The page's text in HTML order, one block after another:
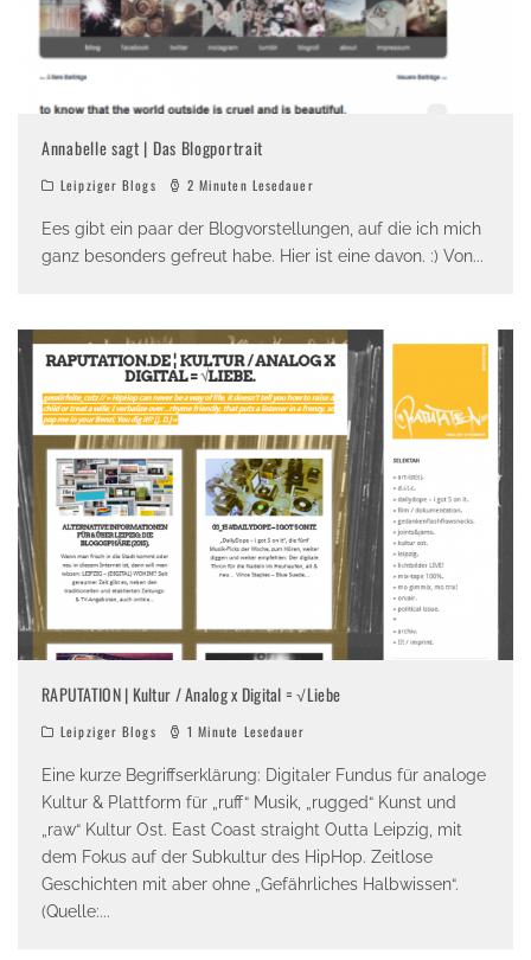
Annabelle sagt | Das Blogportrait
Leipziger Blogs 2 Minuten Lesedauer
Ees gibt ein paar der Blogvorstellungen, auf die ich mich
ganz besonders gefreut habe. Hier ist eine davon. :) Von...
RAPUTATION | Kultur / Analog x Digital = √Liebe
Leipziger Blogs 1 Minute Lesedauer
Eine kurze Begriffserklärung: Digitaler Fundus für analoge
Kultur & Plattform für „ruff“ Musik, „rugged“ Kunst und
„raw“ Kultur Ost. East Coast straight Outta Leipzig, mit
dem Fokus auf der Subkultur des HipHop. Zeitlose
Geschichten mit aber ohne „Gefährliches Halbwissen“.
(Quelle:...